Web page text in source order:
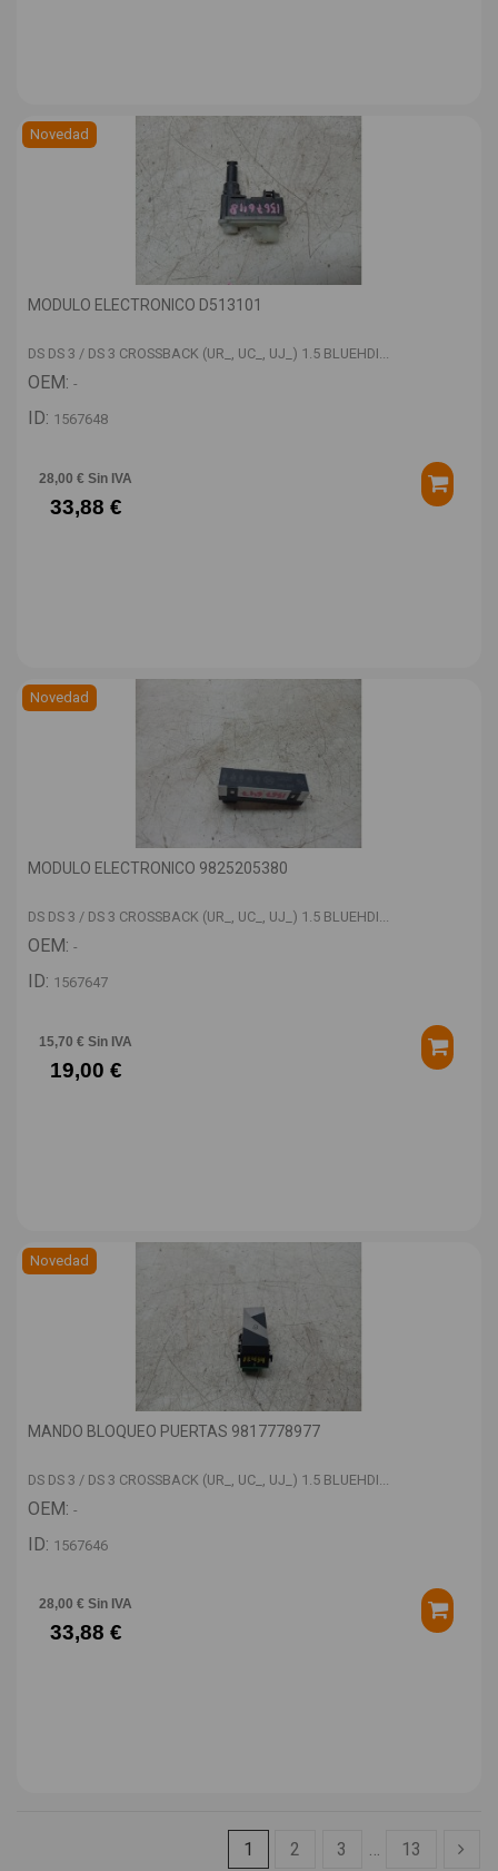
Novedad
MODULO ELECTRONICO D513101
DS DS 3 / DS 3 CROSSBACK (UR_, UC_, UJ_) 1.5 BLUEHDI...
OEM: -
ID: 1567648
28,00 € Sin IVA
33,88 €
Novedad
MODULO ELECTRONICO 9825205380
DS DS 3 / DS 3 CROSSBACK (UR_, UC_, UJ_) 1.5 BLUEHDI...
OEM: -
ID: 1567647
15,70 € Sin IVA
19,00 €
Novedad
MANDO BLOQUEO PUERTAS 9817778977
DS DS 3 / DS 3 CROSSBACK (UR_, UC_, UJ_) 1.5 BLUEHDI...
OEM: -
ID: 1567646
28,00 € Sin IVA
33,88 €
1 2 3 … 13